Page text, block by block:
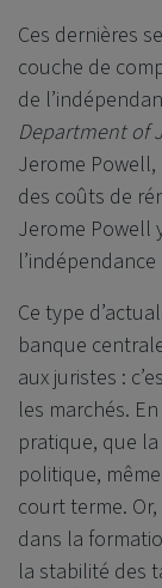
Ces dernières
couche de
de
Department of
Jerome
des coûts de
Jerome Powell
Ce type
banque
aux juristes :
les marchés.
pratique, que
politique,
court terme.
dans la
la stabilité des